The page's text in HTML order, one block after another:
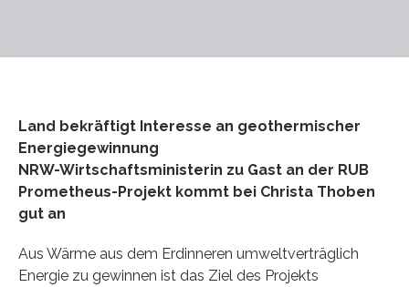
Land bekräftigt Interesse an geothermischer
Energiegewinnung
NRW-Wirtschaftsministerin zu Gast an der RUB
Prometheus-Projekt kommt bei Christa Thoben
gut an
Aus Wärme aus dem Erdinneren umweltverträglich
Energie zu gewinnen ist das Ziel des Projekts